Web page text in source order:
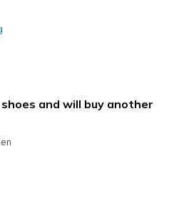
to width
and will buy another